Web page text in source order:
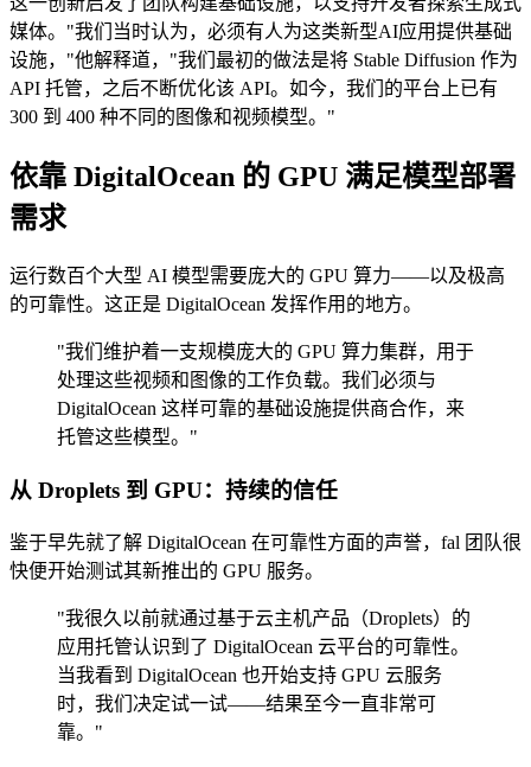
媒体。"我们当时认为，必须有人为这类新型AI应用提供基础
设施，"他解释道，"我们最初的做法是将 Stable Diffusion 作为
API 托管，之后不断优化该 API。如今，我们的平台上已有
300 到 400 种不同的图像和视频模型。"
依靠 DigitalOcean 的 GPU 满足模型部署
需求
运行数百个大型 AI 模型需要庞大的 GPU 算力——以及极高
的可靠性。这正是 DigitalOcean 发挥作用的地方。
"我们维护着一支规模庞大的 GPU 算力集群，用于
处理这些视频和图像的工作负载。我们必须与
DigitalOcean 这样可靠的基础设施提供商合作，来
托管这些模型。"
从 Droplets 到 GPU：持续的信任
鉴于早先就了解 DigitalOcean 在可靠性方面的声誉，fal 团队很
快便开始测试其新推出的 GPU 服务。
"我很久以前就通过基于云主机产品（Droplets）的
应用托管认识到了 DigitalOcean 云平台的可靠性。
当我看到 DigitalOcean 也开始支持 GPU 云服务
时，我们决定试一试——结果至今一直非常可
靠。"